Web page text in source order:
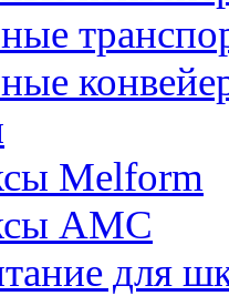
Melform
AMC
для